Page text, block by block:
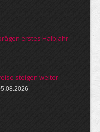
erstes Halbjahr
steigen weiter